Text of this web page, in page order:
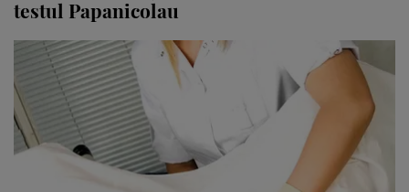
testul Papanicolau